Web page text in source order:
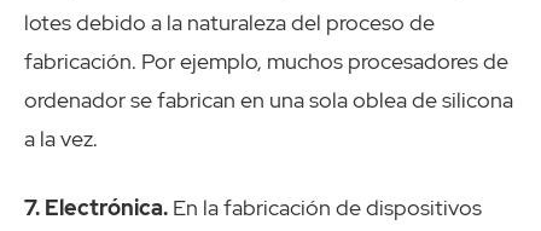
lotes debido a la naturaleza del proceso de
fabricación. Por ejemplo, muchos procesadores de
ordenador se fabrican en una sola oblea de silicona
a la vez.
7. Electrónica. En la fabricación de dispositivos